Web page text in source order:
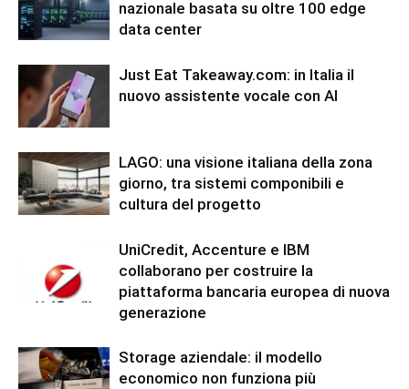
nazionale basata su oltre 100 edge
data center
Just Eat Takeaway.com: in Italia il
nuovo assistente vocale con AI
LAGO: una visione italiana della zona
giorno, tra sistemi componibili e
cultura del progetto
UniCredit, Accenture e IBM
collaborano per costruire la
piattaforma bancaria europea di nuova
generazione
Storage aziendale: il modello
economico non funziona più